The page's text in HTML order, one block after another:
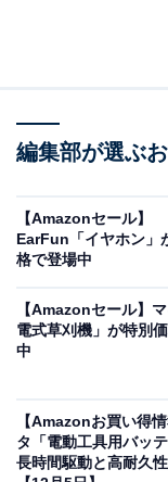
静音性とパワーを
く使える静かさを
黄砂、花粉などの
伸縮式ハンドル＆
でもラクに移動
ど幅広く対応しま
者でも扱いやすい
編集部が選ぶ
【Amazonセール】
EarFun「イヤホン」
格で登場中
【Amazonセール】
電式草刈機」が特別
中
【Amazonお買い得
タ「電動工具用バッ
長時間駆動と高耐久